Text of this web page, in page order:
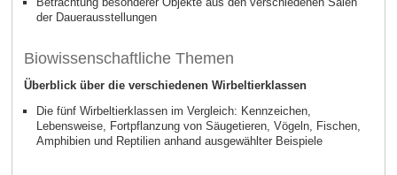
der Dauerausstellungen
Biowissenschaftliche Themen
Überblick über die verschiedenen Wirbeltierklassen
Die fünf Wirbeltierklassen im Vergleich: Kennzeichen,
Lebensweise, Fortpflanzung von Säugetieren, Vögeln, Fischen,
Amphibien und Reptilien anhand ausgewählter Beispiele